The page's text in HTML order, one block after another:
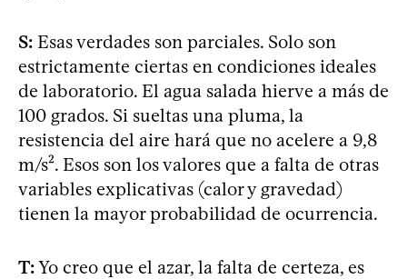
S: Esas verdades son parciales. Solo son
estrictamente ciertas en condiciones ideales
de laboratorio. El agua salada hierve a más de
100 grados. Si sueltas una pluma, la
resistencia del aire hará que no acelere a 9,8
m/s². Esos son los valores que a falta de otras
variables explicativas (calor y gravedad)
tienen la mayor probabilidad de ocurrencia.
T:Yo creo que el azar, la falta de certeza, es